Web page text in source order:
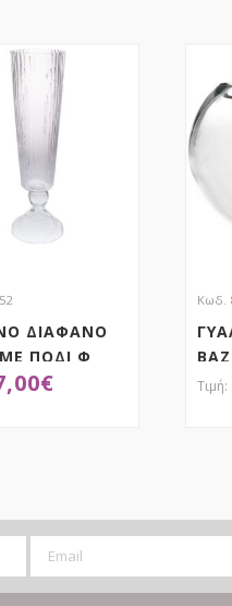
ΔΙΑΦΑΝΟ
ΠΟΔΙ Φ
€
Κωδ.